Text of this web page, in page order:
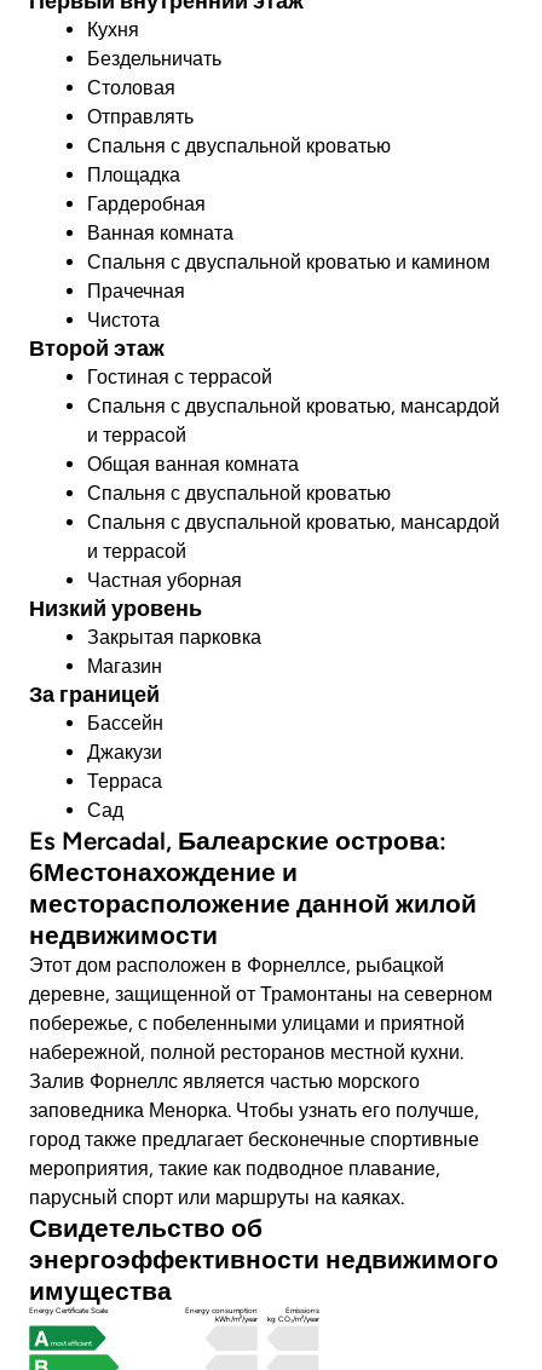
Кухня
Бездельничать
Столовая
Отправлять
Спальня с двуспальной кроватью
Площадка
Гардеробная
Ванная комната
Спальня с двуспальной кроватью и камином
Прачечная
Чистота
Второй этаж
Гостиная с террасой
Спальня с двуспальной кроватью, мансардой
и террасой
Общая ванная комната
Спальня с двуспальной кроватью
Спальня с двуспальной кроватью, мансардой
и террасой
Частная уборная
Низкий уровень
Закрытая парковка
Магазин
За границей
Бассейн
Джакузи
Терраса
Сад
Es Mercadal, Балеарские острова:
6Местонахождение и
месторасположение данной жилой
недвижимости
Этот дом расположен в Форнеллсе, рыбацкой
деревне, защищенной от Трамонтаны на северном
побережье, с побеленными улицами и приятной
набережной, полной ресторанов местной кухни.
Залив Форнеллс является частью морского
заповедника Менорка. Чтобы узнать его получше,
город также предлагает бесконечные спортивные
мероприятия, такие как подводное плавание,
парусный спорт или маршруты на каяках.
Свидетельство об
энергоэффективности недвижимого
имущества
Energy Certificate Scale
Energy consumption
kWh/m²/year
Emissions
kg CO₂/m²/year
most efficient